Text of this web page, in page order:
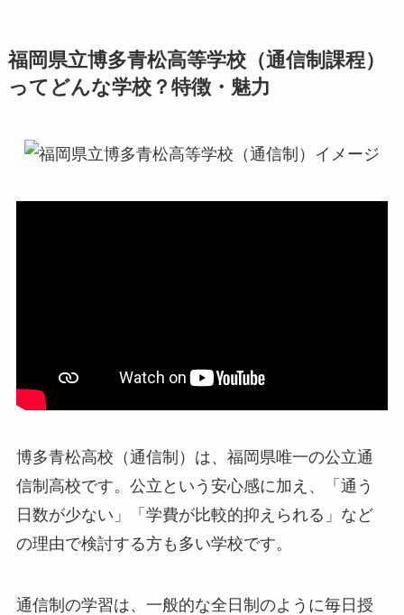
福岡県立博多青松高等学校（通信制課程）
ってどんな学校？特徴・魅力
博多青松高校（通信制）は、福岡県唯一の公立通
信制高校です。公立という安心感に加え、「通う
日数が少ない」「学費が比較的抑えられる」など
の理由で検討する方も多い学校です。
通信制の学習は、一般的な全日制のように毎日授